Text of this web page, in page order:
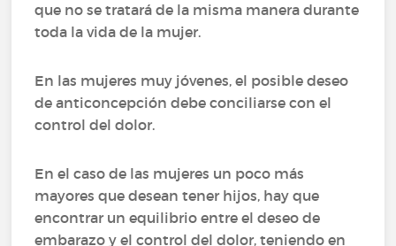
que no se tratará de la misma manera durante
toda la vida de la mujer.
En las mujeres muy jóvenes, el posible deseo
de anticoncepción debe conciliarse con el
control del dolor.
En el caso de las mujeres un poco más
mayores que desean tener hijos, hay que
encontrar un equilibrio entre el deseo de
embarazo y el control del dolor, teniendo en